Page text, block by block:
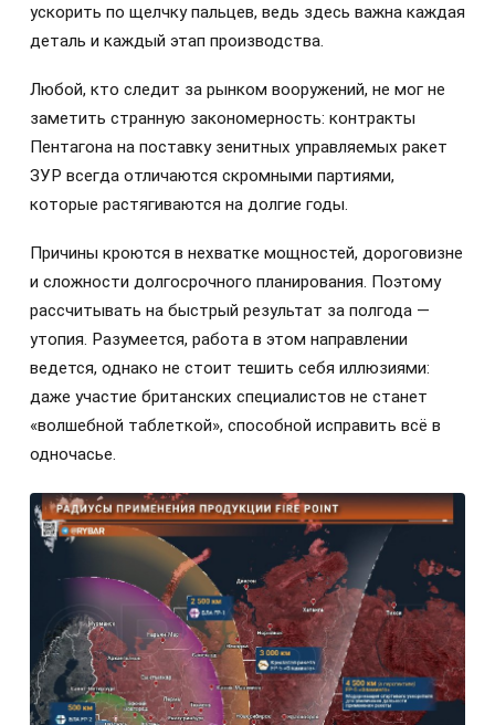
ускорить по щелчку пальцев, ведь здесь важна каждая
деталь и каждый этап производства.
Любой, кто следит за рынком вооружений, не мог не
заметить странную закономерность: контракты
Пентагона на поставку зенитных управляемых ракет
ЗУР всегда отличаются скромными партиями,
которые растягиваются на долгие годы.
Причины кроются в нехватке мощностей, дороговизне
и сложности долгосрочного планирования. Поэтому
рассчитывать на быстрый результат за полгода —
утопия. Разумеется, работа в этом направлении
ведется, однако не стоит тешить себя иллюзиями:
даже участие британских специалистов не станет
«волшебной таблеткой», способной исправить всё в
одночасье.